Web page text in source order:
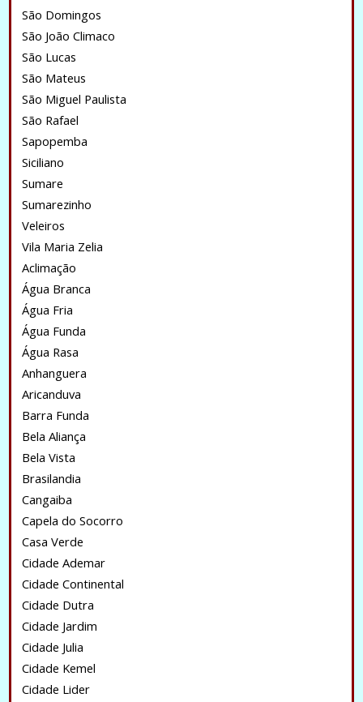
São Domingos
São João Climaco
São Lucas
São Mateus
São Miguel Paulista
São Rafael
Sapopemba
Siciliano
Sumare
Sumarezinho
Veleiros
Vila Maria Zelia
Aclimação
Água Branca
Água Fria
Água Funda
Água Rasa
Anhanguera
Aricanduva
Barra Funda
Bela Aliança
Bela Vista
Brasilandia
Cangaiba
Capela do Socorro
Casa Verde
Cidade Ademar
Cidade Continental
Cidade Dutra
Cidade Jardim
Cidade Julia
Cidade Kemel
Cidade Lider